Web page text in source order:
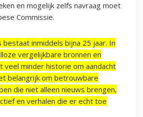
en mogelijk zelfs navraag moet
Commissie.
bestaat inmiddels bijna 25 jaar. In
vergelijkbare bronnen en
veel minder historie om aandacht
belangrijk om betrouwbare
die niet alleen nieuws brengen,
en verhalen die er echt toe